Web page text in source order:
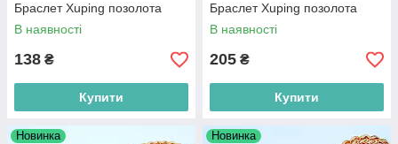
Браслет Xuping позолота
В наявності
138 ₴
Купити
Браслет Xuping позолота
В наявності
205 ₴
Купити
Новинка Новинка